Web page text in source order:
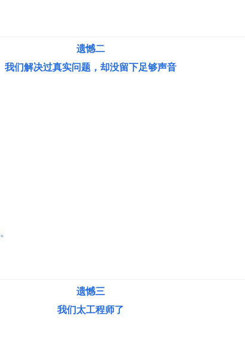
遗憾二
我们解决过真实问题，却没留下足够声音
。
遗憾三
我们太工程师了